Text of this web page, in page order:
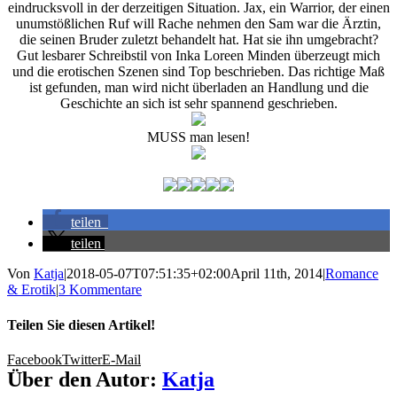
eindrucksvoll in der derzeitigen Situation. Jax, ein Warrior, der einen
unumstößlichen Ruf will Rache nehmen den Sam war die Ärztin,
die seinen Bruder zuletzt behandelt hat. Hat sie ihn umgebracht?
Gut lesbarer Schreibstil von Inka Loreen Minden überzeugt mich
und die erotischen Szenen sind Top beschrieben. Das richtige Maß
ist gefunden, man wird nicht überladen an Handlung und die
Geschichte an sich ist sehr spannend geschrieben.
MUSS man lesen!
teilen
teilen
Von Katja|2018-05-07T07:51:35+02:00April 11th, 2014|Romance
& Erotik|3 Kommentare
Teilen Sie diesen Artikel!
FacebookTwitterE-Mail
Über den Autor: Katja